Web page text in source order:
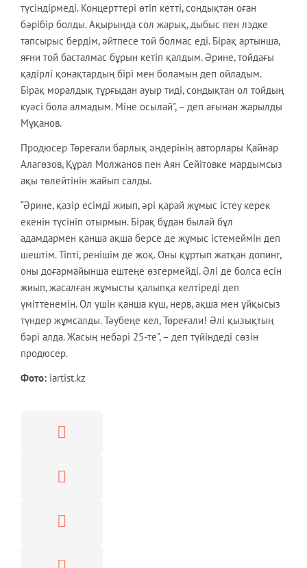
түсіндірмеді. Концерттері өтіп кетті, сондықтан оған
бәрібір болды. Ақырында сол жарық, дыбыс пен лэдке
тапсырыс бердім, әйтпесе той болмас еді. Бірақ артынша,
яғни той басталмас бұрын кетіп қалдым. Әрине, тойдағы
қадірлі қонақтардың бірі мен боламын деп ойладым.
Бірақ моралдық тұрғыдан ауыр тиді, сондықтан ол тойдың
куәсі бола алмадым. Міне осылай”, – деп ағынан жарылды
Мұқанов.
Продюсер Төреғали барлық әндерінің авторлары Қайнар
Алагөзов, Құрал Молжанов пен Аян Сейітовке мардымсыз
ақы төлейтінін жайып салды.
“Әрине, қазір есімді жиып, әрі қарай жұмыс істеу керек
екенін түсініп отырмын. Бірақ бұдан былай бұл
адамдармен қанша ақша берсе де жұмыс істемеймін деп
шештім. Тіпті, ренішім де жоқ. Оны құртып жатқан допинг,
оны доғармайынша ештеңе өзгермейді. Әлі де болса есін
жиып, жасалған жұмысты қалыпқа келтіреді деп
үміттенемін. Ол үшін қанша күш, нерв, ақша мен ұйқысыз
түндер жұмсалды. Тәубеңе кел, Төреғали! Әлі қызықтың
бәрі алда. Жасың небәрі 25-те”, – деп түйіндеді сөзін
продюсер.
Фото: iartist.kz